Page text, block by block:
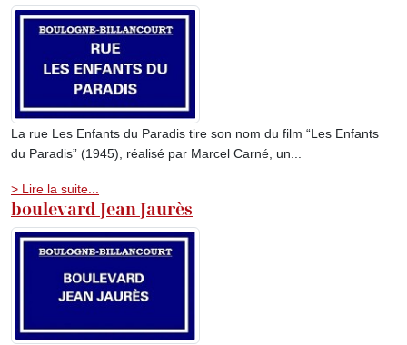
La rue Les Enfants du Paradis tire son nom du film “Les Enfants
du Paradis” (1945), réalisé par Marcel Carné, un...
> Lire la suite...
boulevard Jean Jaurès